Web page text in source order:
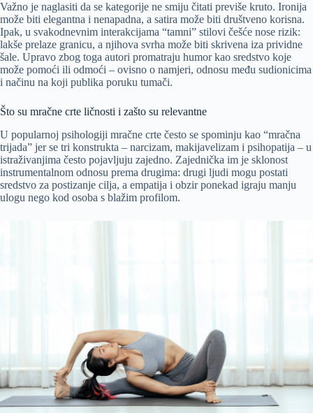
Važno je naglasiti da se kategorije ne smiju čitati previše kruto. Ironija
može biti elegantna i nenapadna, a satira može biti društveno korisna.
Ipak, u svakodnevnim interakcijama “tamni” stilovi češće nose rizik:
lakše prelaze granicu, a njihova svrha može biti skrivena iza prividne
šale. Upravo zbog toga autori promatraju humor kao sredstvo koje
može pomoći ili odmoći – ovisno o namjeri, odnosu među sudionicima
i načinu na koji publika poruku tumači.
Što su mračne crte ličnosti i zašto su relevantne
U popularnoj psihologiji mračne crte često se spominju kao “mračna
trijada” jer se tri konstrukta – narcizam, makijavelizam i psihopatija – u
istraživanjima često pojavljuju zajedno. Zajednička im je sklonost
instrumentalnom odnosu prema drugima: drugi ljudi mogu postati
sredstvo za postizanje cilja, a empatija i obzir ponekad igraju manju
ulogu nego kod osoba s blažim profilom.